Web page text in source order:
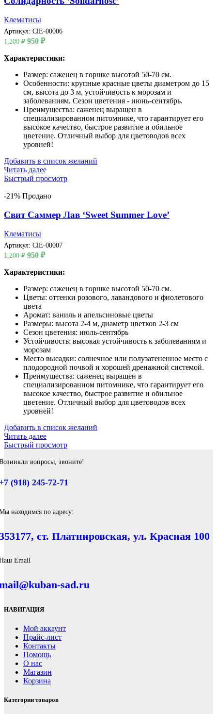
Клематисы
Артикул: ClE-00006
1,200₽ Первоначальная
составляла
950 ₽Текущая
950 ₽.
Характеристики:
Размер: саженец в горшке высотой 50-70 см.
Особенности: крупные красные цветы диаметром до 15
см, высота до 3 м, устойчивость к морозам и
заболеваниям. Сезон цветения - июнь-сентябрь.
Преимущества: саженец выращен в
специализированном питомнике, что гарантирует его
высокое качество, быстрое развитие и обильное
цветение. Отличный выбор для цветоводов всех
уровней!
Добавить в список желаний
Читать далее
Быстрый просмотр
-21% Продано
Свит Саммер Лав ‘Sweet Summer Love’
Клематисы
Артикул: ClE-00007
1,200₽ Первоначальная
составляла
950 ₽Текущая
950 ₽.
Характеристики:
Размер: саженец в горшке высотой 50-70 см.
Цветы: оттенки розового, лавандового и фиолетового
цвета
Аромат: ваниль и апельсиновые цветы
Размеры: высота 2-4 м, диаметр цветков 2-3 см
Сезон цветения: июль-сентябрь
Устойчивость: высокая устойчивость к заболеваниям и
морозам
Место высадки: солнечное или полузатененное место с
плодородной почвой и хорошей дренажной системой.
Преимущества: саженец выращен в
специализированном питомнике, что гарантирует его
высокое качество, быстрое развитие и обильное
цветение. Отличный выбор для цветоводов всех
уровней!
Добавить в список желаний
Читать далее
Быстрый просмотр
вопросы, звоните!
(918) 245-72-71
находимся по адресу:
ст. Платнировская, ул. Красная 100
Email
sad.ru
НАВИГАЦИЯ
Мой аккаунт
Прайс-лист
Контакты
Помощь
О нас
Магазин
Корзина
Категории товаров